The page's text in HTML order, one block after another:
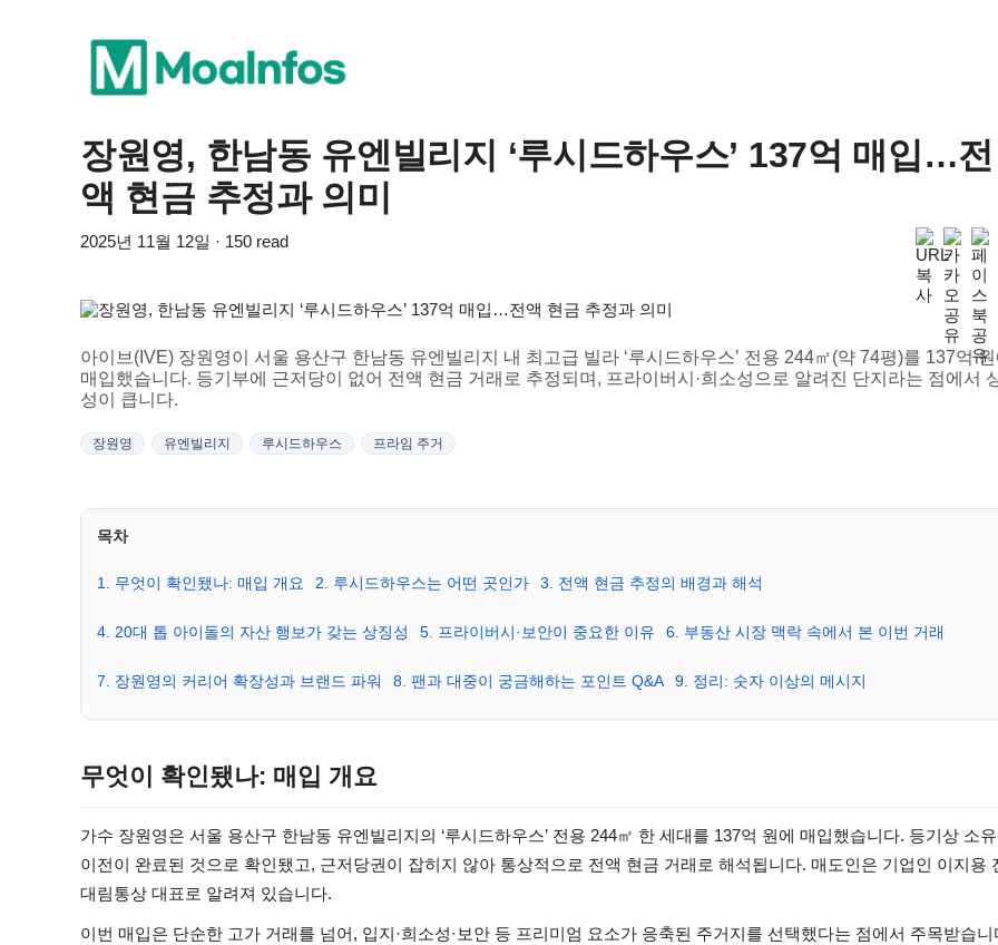
장원영, 한남동 유엔빌리지 ‘루시드하우스’ 137억 매입…전
액 현금 추정과 의미
2025년 11월 12일 · 150 read
아이브(IVE) 장원영이 서울 용산구 한남동 유엔빌리지 내 최고급 빌라 ‘루시드하우스’ 전용 244㎡(약 74평)를 137억 원
매입했습니다. 등기부에 근저당이 없어 전액 현금 거래로 추정되며, 프라이버시·희소성으로 알려진 단지라는 점에서
성이 큽니다.
장원영 유엔빌리지 루시드하우스 프라임 주거
목차
1. 무엇이 확인됐나: 매입 개요 2. 루시드하우스는 어떤 곳인가 3. 전액 현금 추정의 배경과 해석
4. 20대 톱 아이돌의 자산 행보가 갖는 상징성 5. 프라이버시·보안이 중요한 이유 6. 부동산 시장 맥락 속에서 본 이번 거래
7. 장원영의 커리어 확장성과 브랜드 파워 8. 팬과 대중이 궁금해하는 포인트 Q&A 9. 정리: 숫자 이상의 메시지
무엇이 확인됐나: 매입 개요
가수 장원영은 서울 용산구 한남동 유엔빌리지의 ‘루시드하우스’ 전용 244㎡ 한 세대를 137억 원에 매입했습니다. 등기상 소
이전이 완료된 것으로 확인됐고, 근저당권이 잡히지 않아 통상적으로 전액 현금 거래로 해석됩니다. 매도인은 기업인 이지용
대림통상 대표로 알려져 있습니다.
이번 매입은 단순한 고가 거래를 넘어, 입지·희소성·보안 등 프리미엄 요소가 응축된 주거지를 선택했다는 점에서 주목받습니